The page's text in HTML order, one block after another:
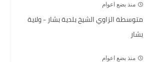
منذ بضع اعوام
متوسطة الزاوي الشيخ بلدية بشار - ولاية
بشار
منذ بضع اعوام